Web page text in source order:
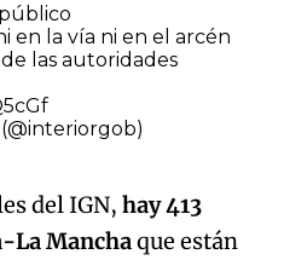
en la vía ni en el arcén
las autoridades
del IGN, hay 413
La Manchaque están